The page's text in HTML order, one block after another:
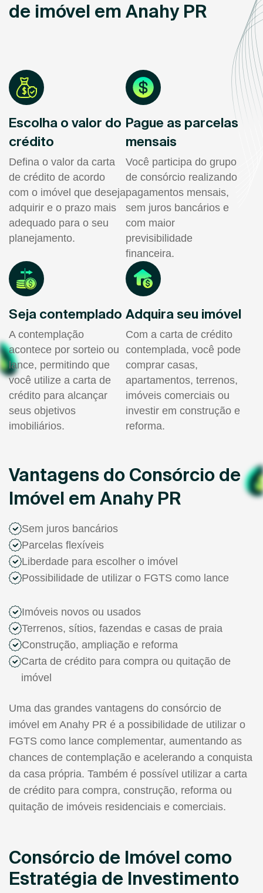
de imóvel em Anahy PR
Escolha o valor do
crédito
Defina o valor da carta
de crédito de acordo
com o imóvel que deseja
adquirir e o prazo mais
adequado para o seu
planejamento.
Pague as parcelas
mensais
Você participa do grupo
de consórcio realizando
pagamentos mensais,
sem juros bancários e
com maior
previsibilidade
financeira.
Seja contemplado
A contemplação
acontece por sorteio ou
lance, permitindo que
você utilize a carta de
crédito para alcançar
seus objetivos
imobiliários.
Adquira seu imóvel
Com a carta de crédito
contemplada, você pode
comprar casas,
apartamentos, terrenos,
imóveis comerciais ou
investir em construção e
reforma.
Vantagens do Consórcio de
Imóvel em Anahy PR
Sem juros bancários
Parcelas flexíveis
Liberdade para escolher o imóvel
Possibilidade de utilizar o FGTS como lance
Imóveis novos ou usados
Terrenos, sítios, fazendas e casas de praia
Construção, ampliação e reforma
Carta de crédito para compra ou quitação de
imóvel
Uma das grandes vantagens do consórcio de
imóvel em Anahy PR é a possibilidade de utilizar o
FGTS como lance complementar, aumentando as
chances de contemplação e acelerando a conquista
da casa própria. Também é possível utilizar a carta
de crédito para compra, construção, reforma ou
quitação de imóveis residenciais e comerciais.
Consórcio de Imóvel como
Estratégia de Investimento